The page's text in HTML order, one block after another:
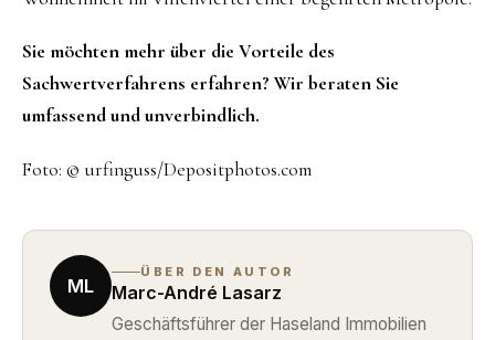
Sie möchten mehr über die Vorteile des
Sachwertverfahrens erfahren? Wir beraten Sie
umfassend und unverbindlich.
Foto: © urfinguss/Depositphotos.com
ML
ÜBER DEN AUTOR
Marc-André Lasarz
Geschäftsführer der Haseland Immobilien